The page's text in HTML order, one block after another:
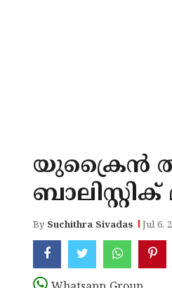
യുക്രൈന്‍
By Suchithra Sivadas Jul 6,